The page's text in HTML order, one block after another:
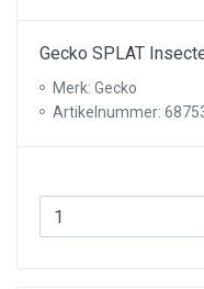
Gecko SPLAT
Merk: Gecko
Artikelnummer: